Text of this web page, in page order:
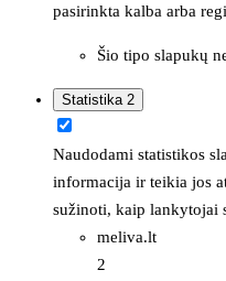
pasirinkta kalba arba
Šio tipo slapukų
Statistika 2
Naudodami statistikos
informacija ir teikia jos
sužinoti, kaip lankytojai
meliva.lt
2